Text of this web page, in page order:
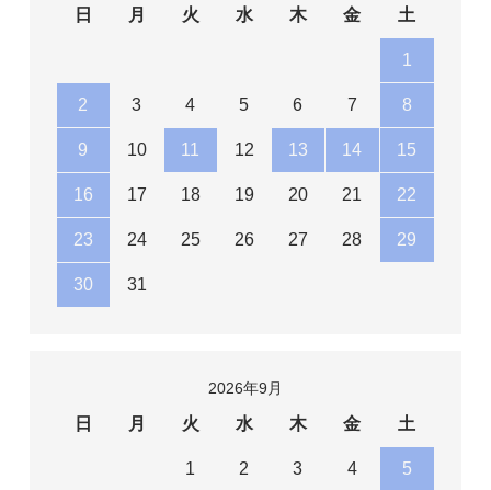
日 月 火 水 木 金 土
1
2 3 4 5 6 7 8
9 10 11 12 13 14 15
16 17 18 19 20 21 22
23 24 25 26 27 28 29
30 31
2026年9月
日 月 火 水 木 金 土
1 2 3 4 5